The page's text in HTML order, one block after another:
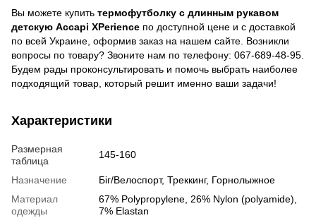
Вы можете купить термофутболку с длинным рукавом
детскую Accapi XPerience по доступной цене и с доставкой
по всей Украине, оформив заказ на нашем сайте. Возникли
вопросы по товару? Звоните нам по телефону: 067-689-48-95.
Будем рады проконсультировать и помочь выбрать наиболее
подходящий товар, который решит именно ваши задачи!
Характеристики
Размерная
таблица
145-160
Назначение
Біг/Велоспорт, Треккинг, Горнолыжное
Материал
одежды
67% Polypropylene, 26% Nylon (polyamide),
7% Elastan